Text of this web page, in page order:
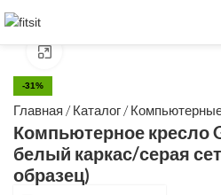
-31%
Главная /Каталог/
Компьютерное кресло
белый каркас/серая
образец)